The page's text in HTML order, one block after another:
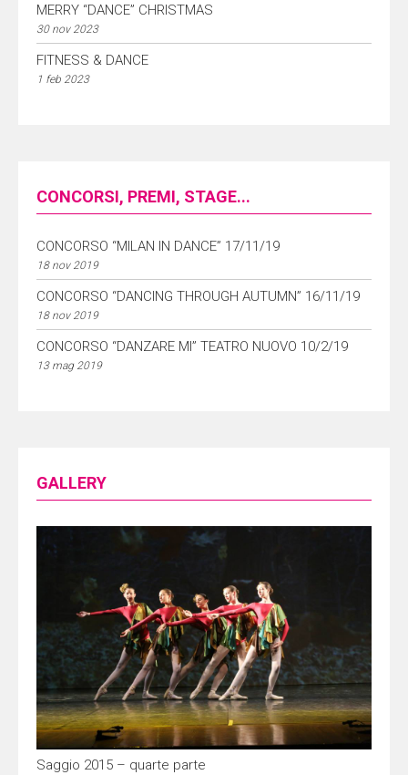
MERRY “DANCE” CHRISTMAS
30 nov 2023
FITNESS & DANCE
1 feb 2023
CONCORSI, PREMI, STAGE...
CONCORSO “MILAN IN DANCE” 17/11/19
18 nov 2019
CONCORSO “DANCING THROUGH AUTUMN” 16/11/19
18 nov 2019
CONCORSO “DANZARE MI” TEATRO NUOVO 10/2/19
13 mag 2019
GALLERY
Saggio 2015 – quarte parte